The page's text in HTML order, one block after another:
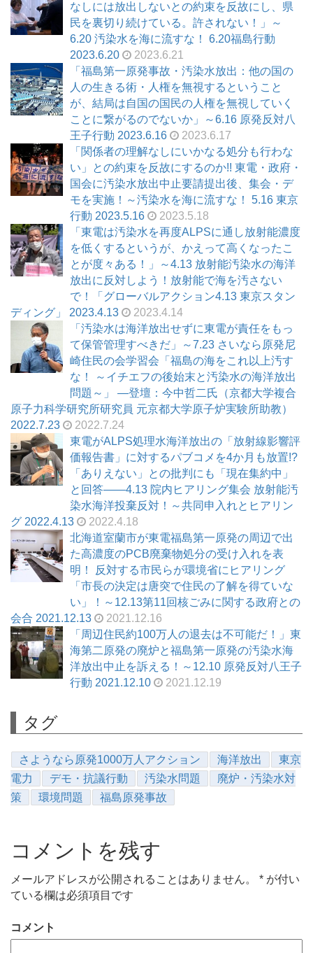
なしには放出しないとの約束を反故にし、県
民を裏切り続けている。許されない！」～
6.20 汚染水を海に流すな！ 6.20福島行動
2023.6.20
2023.6.21
「福島第一原発事故・汚染水放出：他の国の
人の生きる術・人権を無視するということ
が、結局は自国の国民の人権を無視していく
ことに繋がるのでないか」～6.16 原発反対八
王子行動 2023.6.16
2023.6.17
「関係者の理解なしにいかなる処分も行わな
い」との約束を反故にするのか!! 東電・政府・
国会に汚染水放出中止要請提出後、集会・デ
モを実施！～汚染水を海に流すな！ 5.16 東京
行動 2023.5.16
2023.5.18
「東電は汚染水を再度ALPSに通し放射能濃度
を低くするというが、かえって高くなったこ
とが度々ある！」～4.13 放射能汚染水の海洋
放出に反対しよう！放射能で海を汚さない
で！「グローバルアクション4.13 東京スタン
ディング」 2023.4.13
2023.4.14
「汚染水は海洋放出せずに東電が責任をもっ
て保管管理すべきだ」～7.23 さいなら原発尼
崎住民の会学習会「福島の海をこれ以上汚す
な！ ～イチエフの後始末と汚染水の海洋放出
問題～」 ―登壇：今中哲二氏（京都大学複合
原子力科学研究所研究員 元京都大学原子炉実験所助教）
2022.7.23
2022.7.24
東電がALPS処理水海洋放出の「放射線影響評
価報告書」に対するパブコメを4か月も放置!?
「ありえない」との批判にも「現在集約中」
と回答――4.13 院内ヒアリング集会 放射能汚
染水海洋投棄反対！～共同申入れとヒアリン
グ 2022.4.13
2022.4.18
北海道室蘭市が東電福島第一原発の周辺で出
た高濃度のPCB廃棄物処分の受け入れを表
明！ 反対する市民らが環境省にヒアリング
「市長の決定は唐突で住民の了解を得ていな
い」！～12.13第11回核ごみに関する政府との
会合 2021.12.13
2021.12.16
「周辺住民約100万人の退去は不可能だ！」東
海第二原発の廃炉と福島第一原発の汚染水海
洋放出中止を訴える！～12.10 原発反対八王子
行動 2021.12.10
2021.12.19
タグ
さようなら原発1000万人アクション 海洋放出
東京
電力
デモ・抗議行動 汚染水問題
廃炉・汚染水対
策
環境問題 福島原発事故
コメントを残す
メールアドレスが公開されることはありません。 * が付い
ている欄は必須項目です
コメント